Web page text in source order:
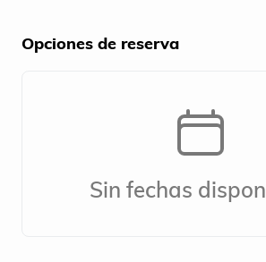
Opciones de reserva
Sin fechas